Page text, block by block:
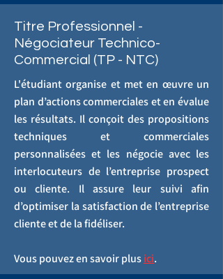
Titre Professionnel -
Négociateur Technico-
Commercial (TP - NTC)
L'étudiant organise et met en œuvre un
plan d’actions commerciales et en évalue
les résultats. Il conçoit des propositions
techniques et commerciales
personnalisées et les négocie avec les
interlocuteurs de l’entreprise prospect
ou cliente. Il assure leur suivi afin
d’optimiser la satisfaction de l’entreprise
cliente et de la fidéliser.
Vous pouvez en savoir plusici.